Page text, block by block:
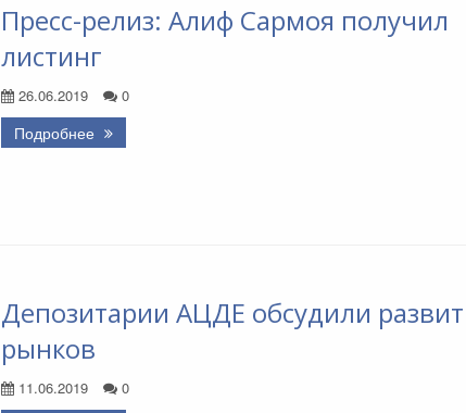
Пресс-релиз: Алиф Сармоя получил
листинг
26.06.2019 0
Подробнее
Депозитарии АЦДЕ обсудили
рынков
11.06.2019 0